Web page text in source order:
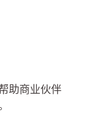
助商业伙伴